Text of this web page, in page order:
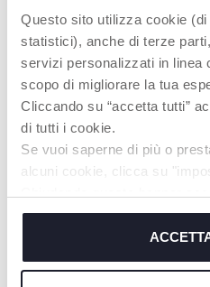
Questo sito utilizza cookie
statistici), anche di terze
servizi personalizzati in linea
scopo di migliorare la tua
Cliccando su “accetta tutti”
di tutti i cookie.
Se vuoi saperne di più o
alcuni cookie, clicca su
cookie tecnici, indispensabili
Sonaglio Tulipano ECO